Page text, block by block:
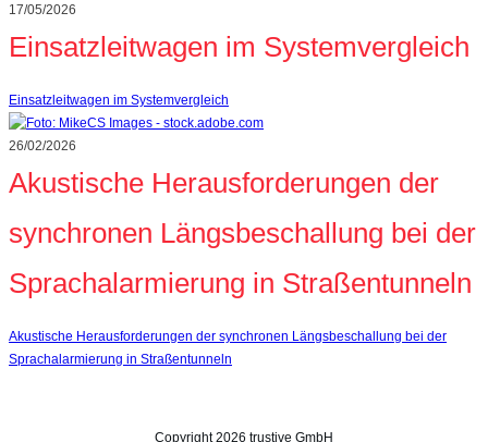
17/05/2026
Einsatzleitwagen im Systemvergleich
Einsatzleitwagen im Systemvergleich
26/02/2026
Akustische Herausforderungen der
synchronen Längsbeschallung bei der
Sprachalarmierung in Straßentunneln
Akustische Herausforderungen der synchronen Längsbeschallung bei der
Sprachalarmierung in Straßentunneln
Copyright2026 trustive GmbH